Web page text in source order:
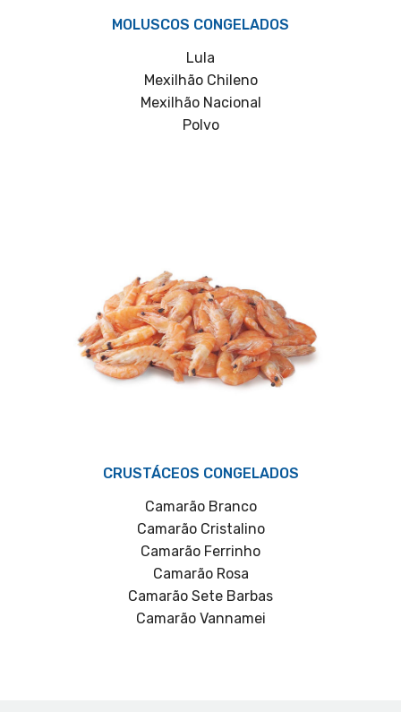
MOLUSCOS CONGELADOS
Lula
Mexilhão Chileno
Mexilhão Nacional
Polvo
CRUSTÁCEOS CONGELADOS
Camarão Branco
Camarão Cristalino
Camarão Ferrinho
Camarão Rosa
Camarão Sete Barbas
Camarão Vannamei